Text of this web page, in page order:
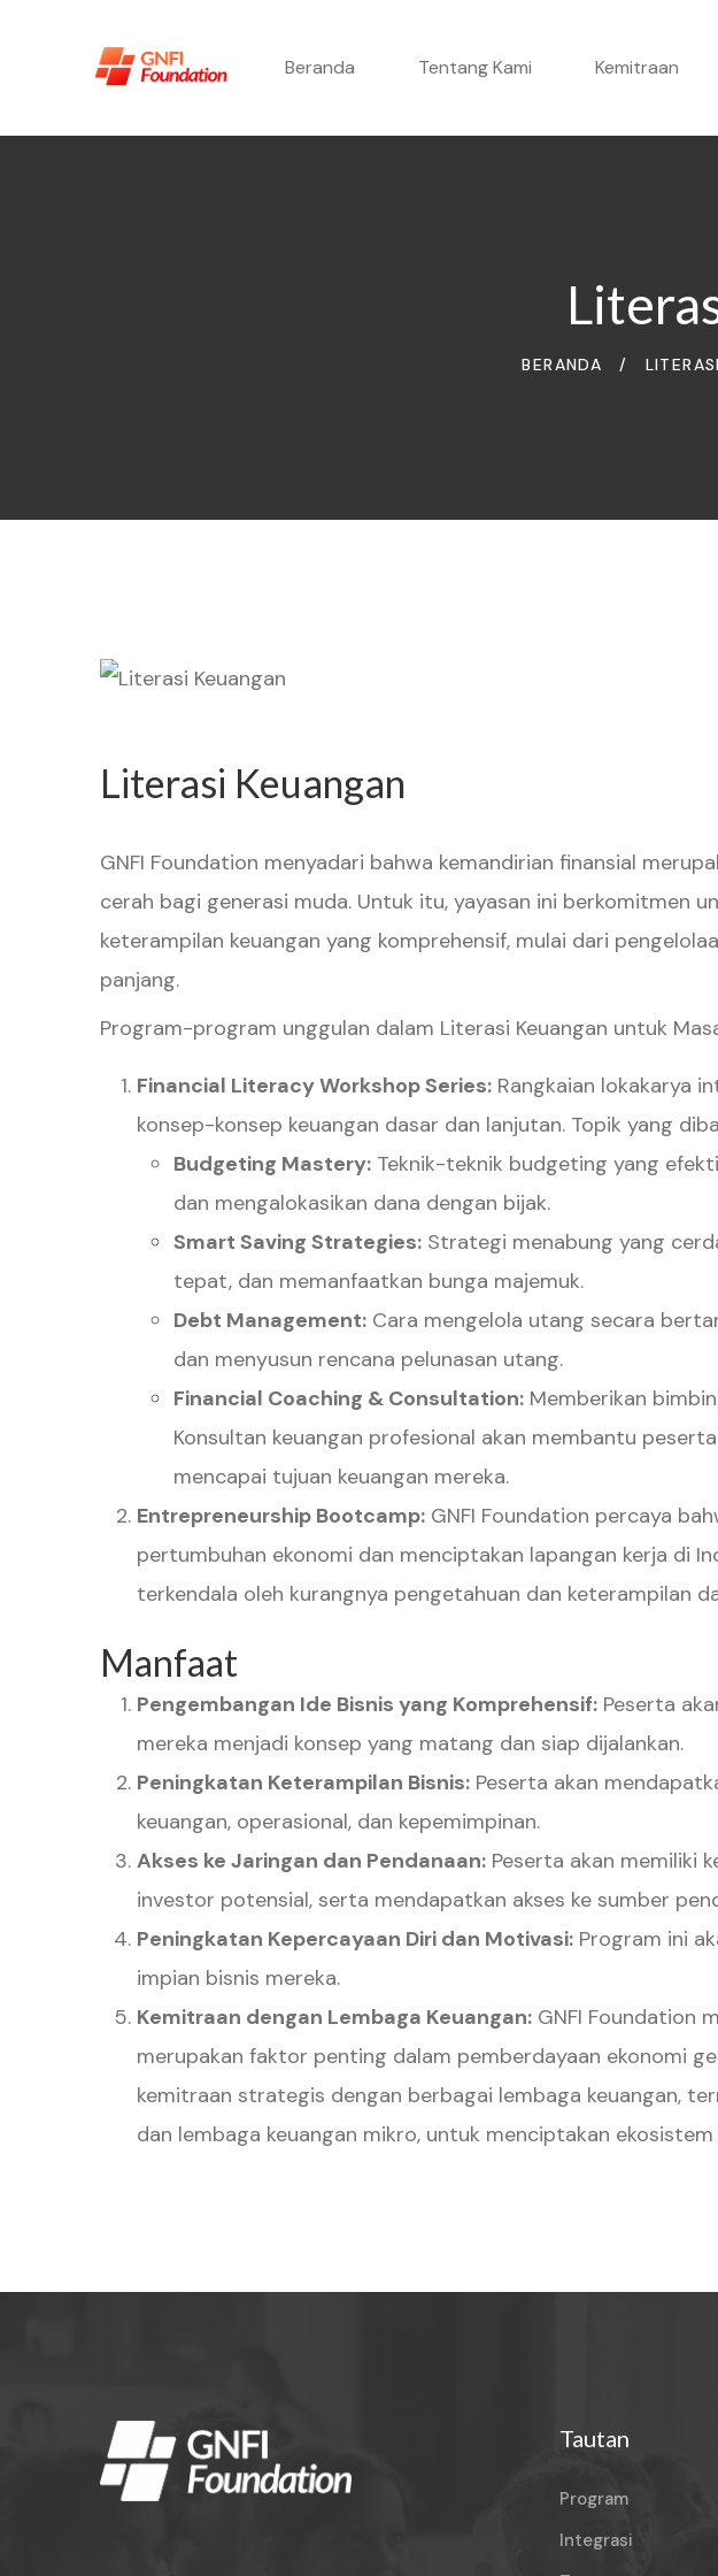
Beranda Tentang Kami Kemitraan
BERANDA /
Literasi Keuangan
GNFI Foundation menyadari bahwa kemandirian finansial
cerah bagi generasi muda. Untuk itu, yayasan ini berkomitmen
keterampilan keuangan yang komprehensif, mulai dari
panjang.
Program-program unggulan dalam Literasi Keuangan untuk
Financial Literacy Workshop Series: Rangkaian lokakarya
konsep-konsep keuangan dasar dan lanjutan. Topik yang
Budgeting Mastery: Teknik-teknik budgeting yang
dan mengalokasikan dana dengan bijak.
Smart Saving Strategies: Strategi menabung yang
tepat, dan memanfaatkan bunga majemuk.
Debt Management: Cara mengelola utang secara
dan menyusun rencana pelunasan utang.
Financial Coaching & Consultation: Memberikan
Konsultan keuangan profesional akan membantu
mencapai tujuan keuangan mereka.
Entrepreneurship Bootcamp: GNFI Foundation percaya
pertumbuhan ekonomi dan menciptakan lapangan kerja di
terkendala oleh kurangnya pengetahuan dan keterampilan
Manfaat
Pengembangan Ide Bisnis yang Komprehensif: Peserta
mereka menjadi konsep yang matang dan siap dijalankan.
Peningkatan Keterampilan Bisnis: Peserta akan
keuangan, operasional, dan kepemimpinan.
Akses ke Jaringan dan Pendanaan: Peserta akan memiliki
investor potensial, serta mendapatkan akses ke sumber
Peningkatan Kepercayaan Diri dan Motivasi: Program ini
impian bisnis mereka.
Kemitraan dengan Lembaga Keuangan: GNFI Foundation
merupakan faktor penting dalam pemberdayaan ekonomi
kemitraan strategis dengan berbagai lembaga keuangan,
dan lembaga keuangan mikro, untuk menciptakan
Tautan
Program
Integrasi